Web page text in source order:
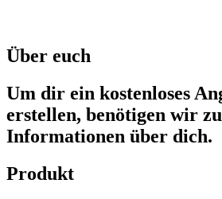
Über euch
Um dir ein kostenloses
erstellen, benötigen wir
Informationen über dich.
Produkt